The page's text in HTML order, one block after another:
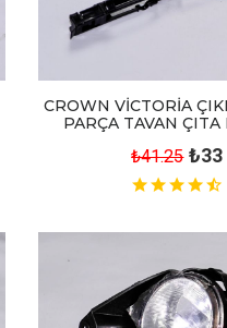
CROWN VİCTORİA
PARÇA TAVAN ÇITA
₺41.25 ₺33